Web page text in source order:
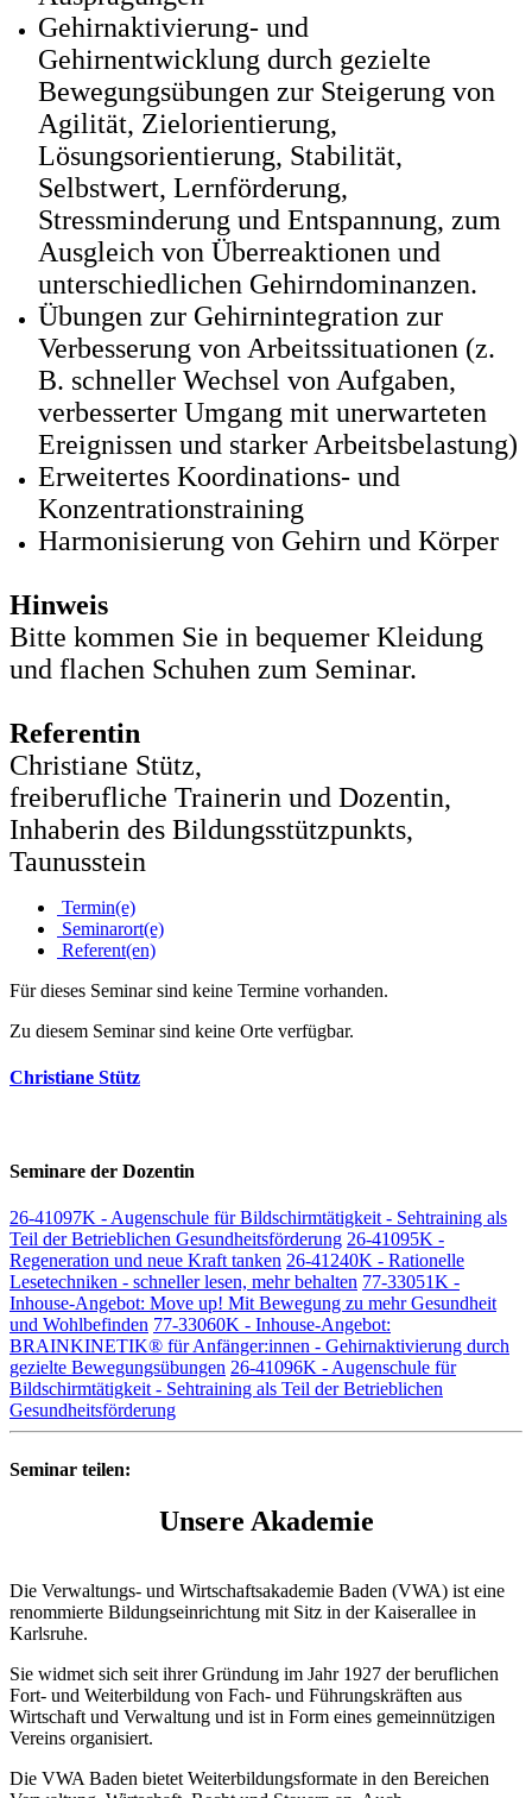
Gehirnaktivierung- und
Gehirnentwicklung durch gezielte
Bewegungsübungen zur Steigerung von
Agilität, Zielorientierung,
Lösungsorientierung, Stabilität,
Selbstwert, Lernförderung,
Stressminderung und Entspannung, zum
Ausgleich von Überreaktionen und
unterschiedlichen Gehirndominanzen.
Übungen zur Gehirnintegration zur
Verbesserung von Arbeitssituationen (z.
B. schneller Wechsel von Aufgaben,
verbesserter Umgang mit unerwarteten
Ereignissen und starker Arbeitsbelastung)
Erweitertes Koordinations- und
Konzentrationstraining
Harmonisierung von Gehirn und Körper
Hinweis
Bitte kommen Sie in bequemer Kleidung
und flachen Schuhen zum Seminar.
Referentin
Christiane Stütz,
freiberufliche Trainerin und Dozentin,
Inhaberin des Bildungsstützpunkts,
Taunusstein
Termin(e)
Seminarort(e)
Referent(en)
Für dieses Seminar sind keine Termine vorhanden.
Zu diesem Seminar sind keine Orte verfügbar.
Christiane Stütz
Seminare der Dozentin
26-41097K - Augenschule für Bildschirmtätigkeit - Sehtraining als
Teil der Betrieblichen Gesundheitsförderung 26-41095K -
Regeneration und neue Kraft tanken 26-41240K - Rationelle
Lesetechniken - schneller lesen, mehr behalten 77-33051K -
Inhouse-Angebot: Move up! Mit Bewegung zu mehr Gesundheit
und Wohlbefinden 77-33060K - Inhouse-Angebot:
BRAINKINETIK® für Anfänger:innen - Gehirnaktivierung durch
gezielte Bewegungsübungen 26-41096K - Augenschule für
Bildschirmtätigkeit - Sehtraining als Teil der Betrieblichen
Gesundheitsförderung
Seminar teilen:
Unsere Akademie
Die Verwaltungs- und Wirtschaftsakademie Baden (VWA) ist eine
renommierte Bildungseinrichtung mit Sitz in der Kaiserallee in
Karlsruhe.
Sie widmet sich seit ihrer Gründung im Jahr 1927 der beruflichen
Fort- und Weiterbildung von Fach- und Führungskräften aus
Wirtschaft und Verwaltung und ist in Form eines gemeinnützigen
Vereins organisiert.
Die VWA Baden bietet Weiterbildungsformate in den Bereichen